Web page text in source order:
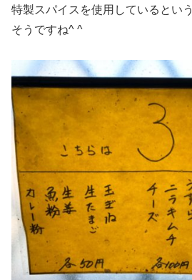
特製スパイスを使用しているという
そうですね^ ^